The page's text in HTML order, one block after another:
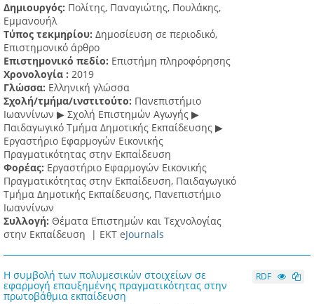
Δημιουργός: Πολίτης, Παναγιώτης, Πουλάκης,
Εμμανουήλ
Τύπος τεκμηρίου: Δημοσίευση σε περιοδικό,
Επιστημονικό άρθρο
Επιστημονικό πεδίο: Επιστήμη πληροφόρησης
Χρονολογία : 2019
Γλώσσα: Ελληνική γλώσσα
Σχολή/τμήμα/ινστιτούτο: Πανεπιστήμιο
Ιωαννίνων ▶ Σχολή Επιστημών Αγωγής ▶
Παιδαγωγικό Τμήμα Δημοτικής Εκπαίδευσης ▶
Eργαστήριο Εφαρμογών Eικονικής
Πραγματικότητας στην Εκπαίδευση
Φορέας: Εργαστήριο Εφαρμογών Εικονικής
Πραγματικότητας στην Εκπαίδευση, Παιδαγωγικό
Τμήμα Δημοτικής Εκπαίδευσης, Πανεπιστήμιο
Ιωαννίνων
Συλλογή: Θέματα Επιστημών και Τεχνολογίας
στην Εκπαίδευση | ΕΚΤ eJournals
Η συμβολή των πολυμεσικών στοιχείων σε
εφαρμογή επαυξημένης πραγματικότητας στην
πρωτοβάθμια εκπαίδευση
RDF